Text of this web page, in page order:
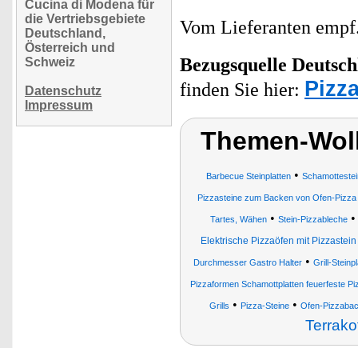
Cucina di Modena für
die Vertriebsgebiete
Deutschland,
Österreich und
Schweiz
Datenschutz
Impressum
Vom Lieferanten
Bezugsquelle
finden Sie hier:
Themen-
Barbecue Steinplatten •
Pizzasteine zum Backen von Ofen-Pizza
Tartes, Wähen • Stein-Pizzableche •
Elektrische Pizzaöfen mit Pizzastein
Durchmesser Gastro Halter • Grill-
Pizzaformen Schamottplatten feuerfeste
Grills • Pizza-Steine• Ofen-